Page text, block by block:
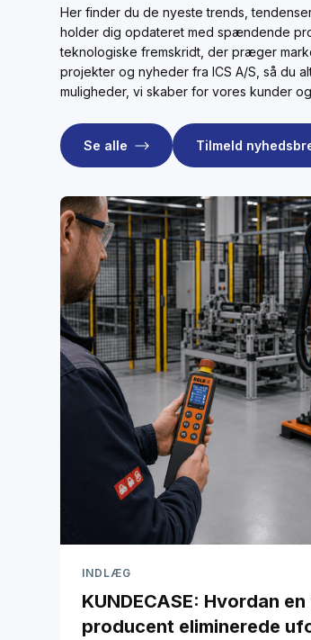
Her finder du de nyeste trends,
holder dig opdateret med spændende
teknologiske fremskridt, der præger
projekter og nyheder fra ICS A/S, så du
muligheder, vi skaber for vores kunder
Se alle Tilmeld
INDLÆG
KUNDECASE: Hvordan
producent eliminerede